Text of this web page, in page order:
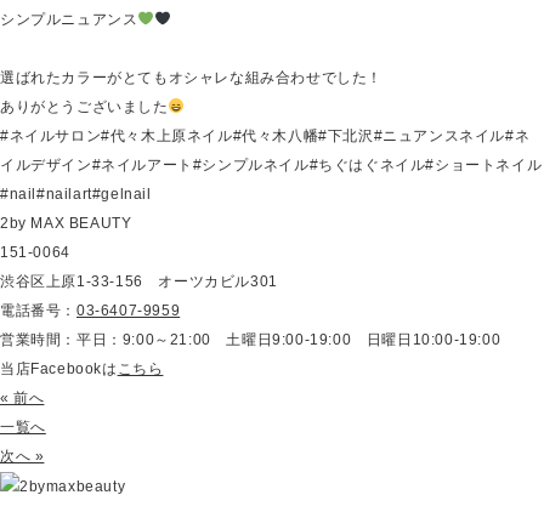
シンプルニュアンス
選ばれたカラーがとてもオシャレな組み合わせでした！
ありがとうございました
#ネイルサロン#代々木上原ネイル#代々木八幡#下北沢#ニュアンスネイル#ネ
イルデザイン#ネイルアート#シンプルネイル#ちぐはぐネイル#ショートネイル
#nail#nailart#gelnail
2by MAX BEAUTY
151-0064
渋谷区上原1-33-156 オーツカビル301
電話番号： 03-6407-9959
営業時間：平日：9:00～21:00 土曜日9:00-19:00 日曜日10:00-19:00
当店Facebookは こちら
« 前へ
一覧へ
次へ »